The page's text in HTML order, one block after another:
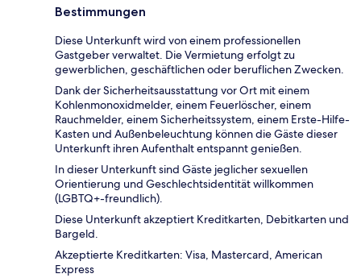
Bestimmungen
Diese Unterkunft wird von einem professionellen
Gastgeber verwaltet. Die Vermietung erfolgt zu
gewerblichen, geschäftlichen oder beruflichen Zwecken.
Dank der Sicherheitsausstattung vor Ort mit einem
Kohlenmonoxidmelder, einem Feuerlöscher, einem
Rauchmelder, einem Sicherheitssystem, einem Erste-Hilfe-
Kasten und Außenbeleuchtung können die Gäste dieser
Unterkunft ihren Aufenthalt entspannt genießen.
In dieser Unterkunft sind Gäste jeglicher sexuellen
Orientierung und Geschlechtsidentität willkommen
(LGBTQ+-freundlich).
Diese Unterkunft akzeptiert Kreditkarten, Debitkarten und
Bargeld.
Akzeptierte Kreditkarten: Visa, Mastercard, American
Express